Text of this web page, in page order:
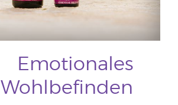
Emotionales
Wohlbefinden